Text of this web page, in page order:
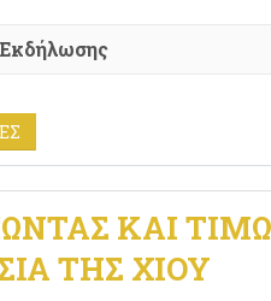
ΚΑΙ
ΤΗΣ ΧΙΟΥ